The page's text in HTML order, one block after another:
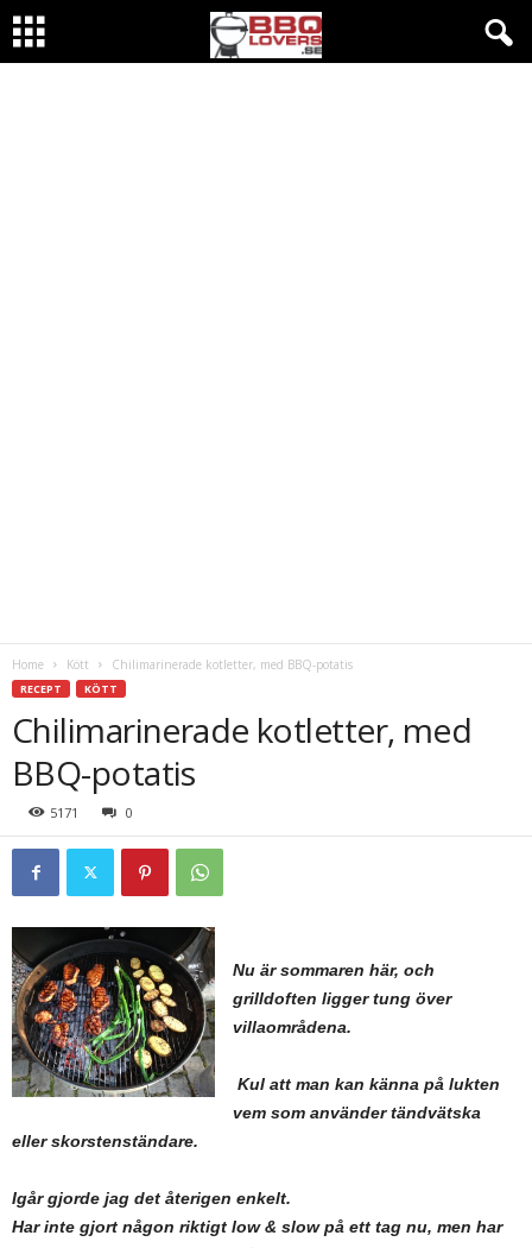
Home Kött Chilimarinerade kotletter, med BBQ-potatis
RECEPT KÖTT
Chilimarinerade kotletter, med
BBQ-potatis
5171 0
Nu är sommaren här, och
grilldoften ligger tung över
villaområdena.
Kul att man kan känna på lukten
vem som använder tändvätska
eller skorstenständare.
Igår gjorde jag det återigen enkelt.
Har inte gjort någon riktigt low & slow på ett tag nu, men har